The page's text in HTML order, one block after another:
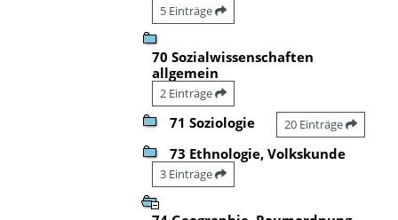
5 Einträge
70 Sozialwissenschaften
allgemein
2 Einträge
71 Soziologie 20 Einträge
73 Ethnologie, Volkskunde
3 Einträge